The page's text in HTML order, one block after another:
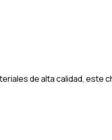
de alta calidad, este